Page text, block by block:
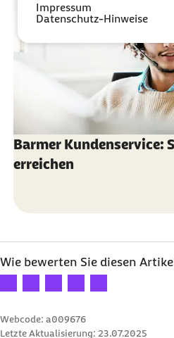
Impressum
Datenschutz-Hinweise
Barmer Kundenservice:
erreichen
Wie bewerten Sie diesen
Ihre Bewertung: 1 Stern
Ihre Bewertung: 2 Sterne
Ihre Bewertung: 3 Sterne
Ihre Bewertung: 4
Ihre Bewertung:
Webcode: a009676
Letzte Aktualisierung: 23.07.2025